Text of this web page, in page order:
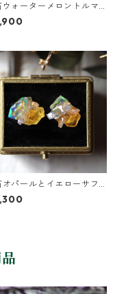
ウォーターメロントルマ
とパールのピアス
オパールとイエローサフ
アのプチピアス